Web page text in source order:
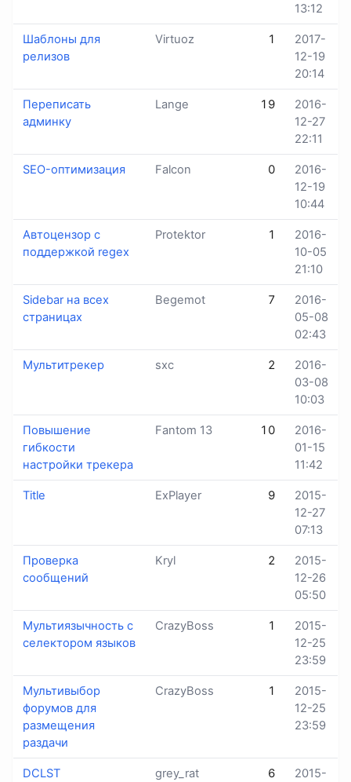
13:12
Шаблоны для
релизов
Virtuoz 1
2017-
12-19
20:14
Переписать
админку
Lange 19
2016-
12-27
22:11
SEO-оптимизация Falcon 0
2016-
12-19
10:44
Автоцензор с
поддержкой regex
Protektor 1
2016-
10-05
21:10
Sidebar на всех
страницах
Begemot 7
2016-
05-08
02:43
Мультитрекер sхс 2
2016-
03-08
10:03
Повышение
гибкости
настройки трекера
Fantom 13 10
2016-
01-15
11:42
Title ExPlayer 9
2015-
12-27
07:13
Проверка
сообщений
Kryl 2
2015-
12-26
05:50
Мультиязычность с
селектором языков
CrazyBoss 1
2015-
12-25
23:59
Мультивыбор
форумов для
размещения
раздачи
CrazyBoss 1
2015-
12-25
23:59
DCLST grey_rat 6
2015-